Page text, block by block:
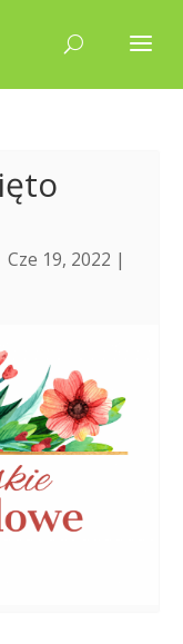
Cze 19, 2022 |